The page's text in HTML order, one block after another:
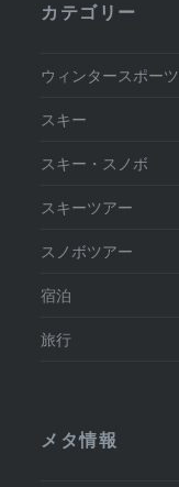
カテゴリー
ウィンタースポーツ
スキー
スキー・スノボ
スキーツアー
スノボツアー
宿泊
旅行
メタ情報